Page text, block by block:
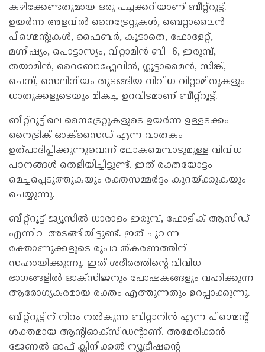
കഴിക്കേണ്ടതുമായ ഒരു പച്ചക്കറിയാണ് ബീറ്റ്റൂട്ട്.
ഉയർന്ന അളവിൽ നൈട്രേറ്റുകൾ, ബെറ്റാലൈൻ
പിഗ്മെന്റുകൾ, ഫൈബർ, കൂടാതെ, ഫോളേറ്റ്,
മഗ്നീഷ്യം, പൊട്ടാസ്യം, വിറ്റാമിൻ ബി -6, ഇരുമ്പ്,
തയാമിൻ, റൈബോഫ്ലേവിൻ, ഗ്ലൂട്ടാമൈൻ, സിങ്ക്,
ചെമ്പ്, സെലിനിയം തുടങ്ങിയ വിവിധ വിറ്റാമിനുകളും
ധാതുക്കളുടെയും മികച്ച ഉറവിടമാണ് ബീറ്റ്‌റൂട്ട്.
ബീറ്റ്‌റൂട്ടിലെ നൈട്രേറ്റുകളുടെ ഉയർന്ന ഉള്ളടക്കം
നൈട്രിക് ഓക്‌സൈഡ് എന്ന വാതകം
ഉത്പാദിപ്പിക്കുന്നുവെന്ന് ലോകമെമ്പാടുമുള്ള വിവിധ
പഠനങ്ങൾ തെളിയിച്ചിട്ടുണ്ട്. ഇത് രക്തയോട്ടം
മെച്ചപ്പെടുത്തുകയും രക്തസമ്മർദ്ദം കുറയ്ക്കുകയും
ചെയ്യുന്നു.
ബീറ്റ്റൂട്ട് ജ്യൂസിൽ ധാരാളം ഇരുമ്പ്, ഫോളിക് ആസിഡ്
എന്നിവ അടങ്ങിയിട്ടുണ്ട്. ഇത് ചുവന്ന
രക്താണുക്കളുടെ രൂപവത്കരണത്തിന്
സഹായിക്കുന്നു. ഇത് ശരീരത്തിന്റെ വിവിധ
ഭാഗങ്ങളിൽ ഓക്സിജനും പോഷകങ്ങളും വഹിക്കുന്ന
ആരോഗ്യകരമായ രക്തം എത്തുന്നതും ഉറപ്പാക്കുന്നു.
ബീറ്റ്‌റൂട്ടിന് നിറം നൽകുന്ന ബിറ്റാനിൻ എന്ന പിഗ്മെന്റ്
ശക്തമായ ആന്റിഓക്‌സിഡന്റാണ്. അമേരിക്കൻ
ജേണൽ ഓഫ് ക്ലിനിക്കൽ ന്യൂട്രീഷന്റെ